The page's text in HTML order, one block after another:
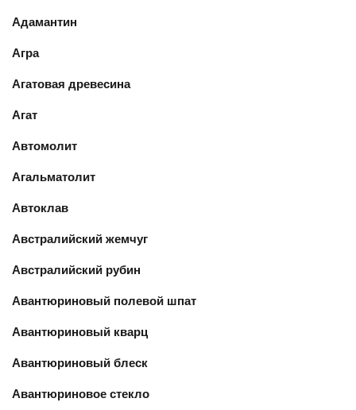
Адамантин
Агра
Агатовая древесина
Агат
Автомолит
Агальматолит
Автоклав
Австралийский жемчуг
Австралийский рубин
Авантюриновый полевой шпат
Авантюриновый кварц
Авантюриновый блеск
Авантюриновое стекло